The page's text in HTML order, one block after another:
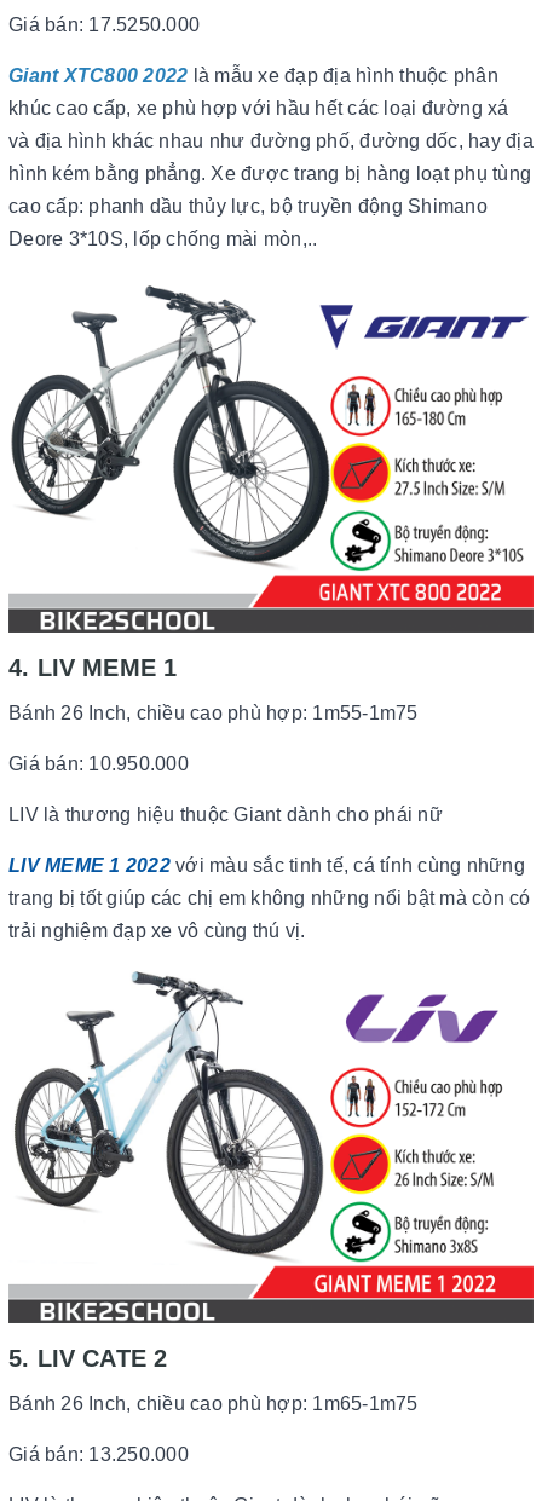
Giá bán: 17.5250.000
Giant XTC800 2022 là mẫu xe đạp địa hình thuộc phân
khúc cao cấp, xe phù hợp với hầu hết các loại đường xá
và địa hình khác nhau như đường phố, đường dốc, hay địa
hình kém bằng phẳng. Xe được trang bị hàng loạt phụ tùng
cao cấp: phanh dầu thủy lực, bộ truyền động Shimano
Deore 3*10S, lốp chống mài mòn,..
4. LIV MEME 1
Bánh 26 Inch, chiều cao phù hợp: 1m55-1m75
Giá bán: 10.950.000
LIV là thương hiệu thuộc Giant dành cho phái nữ
LIV MEME 1 2022với màu sắc tinh tế, cá tính cùng những
trang bị tốt giúp các chị em không những nổi bật mà còn có
trải nghiệm đạp xe vô cùng thú vị.
5. LIV CATE 2
Bánh 26 Inch, chiều cao phù hợp: 1m65-1m75
Giá bán: 13.250.000